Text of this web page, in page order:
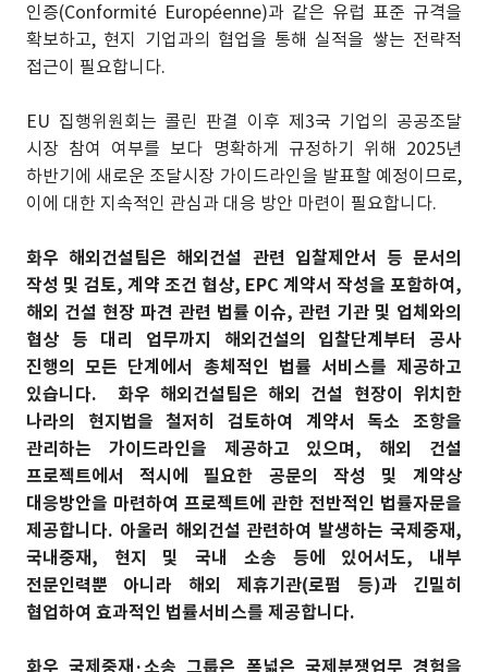
인증(Conformité Européenne)과 같은 유럽 표준 규격을
확보하고, 현지 기업과의 협업을 통해 실적을 쌓는 전략적
접근이 필요합니다.
EU 집행위원회는 콜린 판결 이후 제3국 기업의 공공조달
시장 참여 여부를 보다 명확하게 규정하기 위해 2025년
하반기에 새로운 조달시장 가이드라인을 발표할 예정이므로,
이에 대한 지속적인 관심과 대응 방안 마련이 필요합니다.
화우 해외건설팀은 해외건설 관련 입찰제안서 등 문서의
작성 및 검토, 계약 조건 협상, EPC 계약서 작성을 포함하여,
해외 건설 현장 파견 관련 법률 이슈, 관련 기관 및 업체와의
협상 등 대리 업무까지 해외건설의 입찰단계부터 공사
진행의 모든 단계에서 총체적인 법률 서비스를 제공하고
있습니다. 화우 해외건설팀은 해외 건설 현장이 위치한
나라의 현지법을 철저히 검토하여 계약서 독소 조항을
관리하는 가이드라인을 제공하고 있으며, 해외 건설
프로젝트에서 적시에 필요한 공문의 작성 및 계약상
대응방안을 마련하여 프로젝트에 관한 전반적인 법률자문을
제공합니다. 아울러 해외건설 관련하여 발생하는 국제중재,
국내중재, 현지 및 국내 소송 등에 있어서도, 내부
전문인력뿐 아니라 해외 제휴기관(로펌 등)과 긴밀히
협업하여 효과적인 법률서비스를 제공합니다.
화우 국제중재·소송 그룹은 폭넓은 국제분쟁업무 경험을